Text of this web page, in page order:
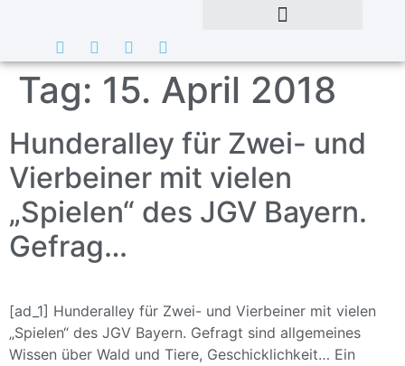
Tag: 15. April 2018
Hunderalley für Zwei- und
Vierbeiner mit vielen
„Spielen“ des JGV Bayern.
Gefrag…
[ad_1] Hunderalley für Zwei- und Vierbeiner mit vielen
„Spielen“ des JGV Bayern. Gefragt sind allgemeines
Wissen über Wald und Tiere, Geschicklichkeit… Ein